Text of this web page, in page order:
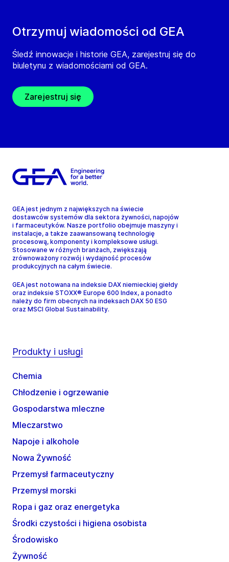
Otrzymuj wiadomości od GEA
Śledź innowacje i historie GEA, zarejestruj się do
biuletynu z wiadomościami od GEA.
Zarejestruj się
GEA jest jednym z największych na świecie
dostawców systemów dla sektora żywności, napojów
i farmaceutyków. Nasze portfolio obejmuje maszyny i
instalacje, a także zaawansowaną technologię
procesową, komponenty i kompleksowe usługi.
Stosowane w różnych branżach, zwiększają
zrównoważony rozwój i wydajność procesów
produkcyjnych na całym świecie.
GEA jest notowana na indeksie DAX niemieckiej giełdy
oraz indeksie STOXX® Europe 600 Index, a ponadto
należy do firm obecnych na indeksach DAX 50 ESG
oraz MSCI Global Sustainability.
Produkty i usługi
Chemia
Chłodzenie i ogrzewanie
Gospodarstwa mleczne
Mleczarstwo
Napoje i alkohole
Nowa Żywność
Przemysł farmaceutyczny
Przemysł morski
Ropa i gaz oraz energetyka
Środki czystości i higiena osobista
Środowisko
Żywność